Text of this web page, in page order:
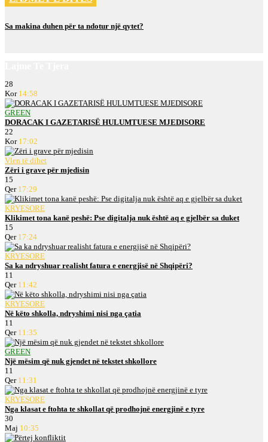
Sa makina duhen për ta ndotur një qytet?
28
Kor 14:58
GREEN
DORACAK I GAZETARISË HULUMTUESE MJEDISORE
22
Kor 17:02
Vlen të dihet
Zëri i grave për mjedisin
15
Qer 17:29
KRYESORE
Klikimet tona kanë peshë: Pse digitalja nuk është aq e gjelbër sa duket
15
Qer 17:24
KRYESORE
Sa ka ndryshuar realisht fatura e energjisë në Shqipëri?
11
Qer 11:42
KRYESORE
Në këto shkolla, ndryshimi nisi nga çatia
11
Qer 11:35
GREEN
Një mësim që nuk gjendet në tekstet shkollore
11
Qer 11:31
KRYESORE
Nga klasat e ftohta te shkollat që prodhojnë energjinë e tyre
30
Maj 10:35